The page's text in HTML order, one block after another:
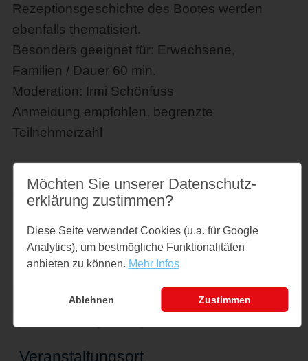
Rezeptionsgeschichte des Bootes werden
ebenfalls thematisiert.
Besonders geeignet für: Erwachsene,
Familien / Dauer 60 min.
Moderation: Irmi Schönfuss
Anmeldung empfohlen, begrenzte
Teilnehmerzahl
€ 4,- zzgl. Eintritt
Links
schloss-gottorf.de
Nydamboot © Stiftung Schleswig-Holsteinische Landesmuseen
Veranstaltungsort
Möchten Sie unserer Datenschutz­
erklärung zustimmen?
Diese Seite verwendet Cookies (u.a. für Google
Analytics), um bestmögliche Funktionalitäten
anbieten zu können. Mehr Infos
Ablehnen Zustimmen